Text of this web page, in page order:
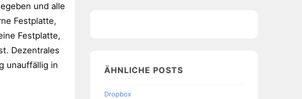
und alle
Festplatte,
Festplatte,
Dezentrales
unauffällig in
ÄHNLICHE POSTS
Dropbox